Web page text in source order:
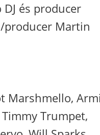
és producer
producer Martin
Marshmello,
Timmy Trumpet,